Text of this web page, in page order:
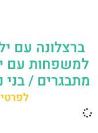
ברצלונה עם
למשפחות עם
מתבגרים / בני